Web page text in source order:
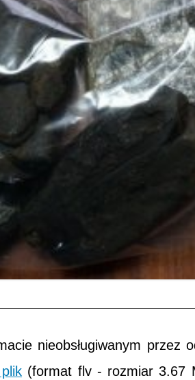
nieobsługiwanym przez
(format flv - rozmiar 3.67